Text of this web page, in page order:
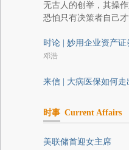
无古人的创举，其操
恐怕只有决策者自己
时论 | 妙用企业资产证
邓浩
来信 | 大病医保如何走
时事 Current Affairs
美联储首迎女主席